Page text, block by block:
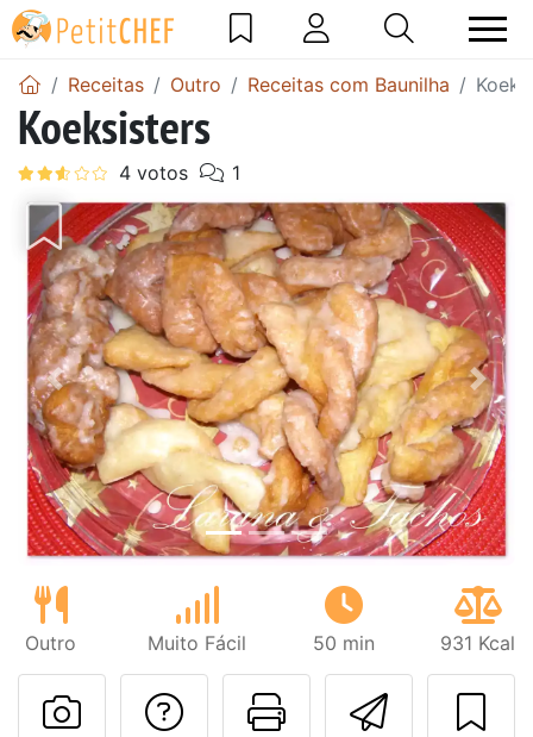
Receitas Outro Receitas com Baunilha
Koeksisters
Anterior Next
Outro Muito Fácil 50 min 931 Kcal
Imprima
Falar com o autor